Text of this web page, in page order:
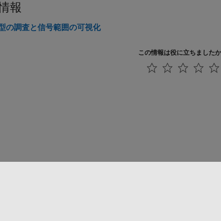
報
の調査と信号範囲の可視化
この情報は役に立ちました